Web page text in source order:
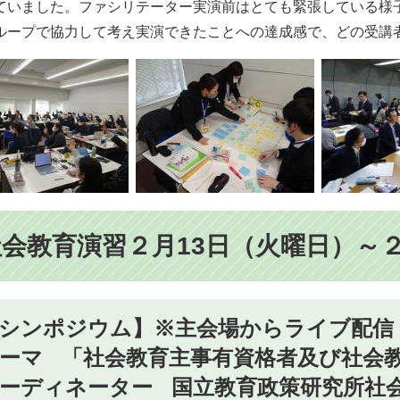
いました。ファシリテーター実演前はとても緊張している
ープで協力して考え実演できたことへの達成感で、どの受
教育演習２月13日（火曜日）～
ンポジウム】※主会場からライブ配信
マ 「社会教育主事有資格者及び社会
ディネーター 国立教育政策研究所社